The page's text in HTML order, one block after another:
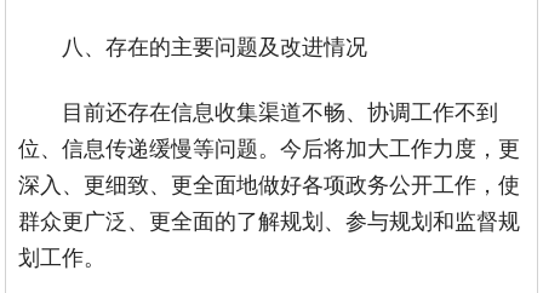
八、存在的主要问题及改进情况
目前还存在信息收集渠道不畅、协调工作不到
位、信息传递缓慢等问题。今后将加大工作力度，更
深入、更细致、更全面地做好各项政务公开工作，使
群众更广泛、更全面的了解规划、参与规划和监督规
划工作。